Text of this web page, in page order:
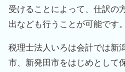
受けることによって、仕訳の
出なども行うことが可能です。
税理士法人いろは会計では新
市、新発田市をはじめとして